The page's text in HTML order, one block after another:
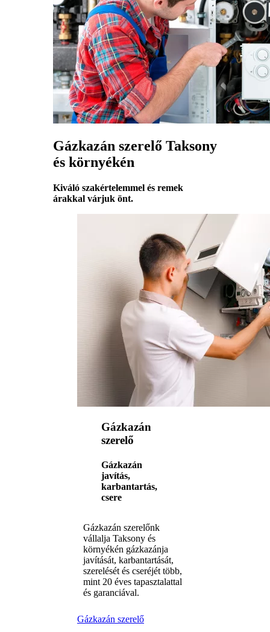
Gázkazán szerelő Taksony
és környékén
Kiváló szakértelemmel és remek
árakkal várjuk önt.
Gázkazán
szerelő
Gázkazán
javítás,
karbantartás,
csere
Gázkazán szerelőnk
vállalja Taksony és
környékén gázkazánja
javítását, karbantartását,
szerelését és cseréjét több,
mint 20 éves tapasztalattal
és garanciával.
Gázkazán szerelő